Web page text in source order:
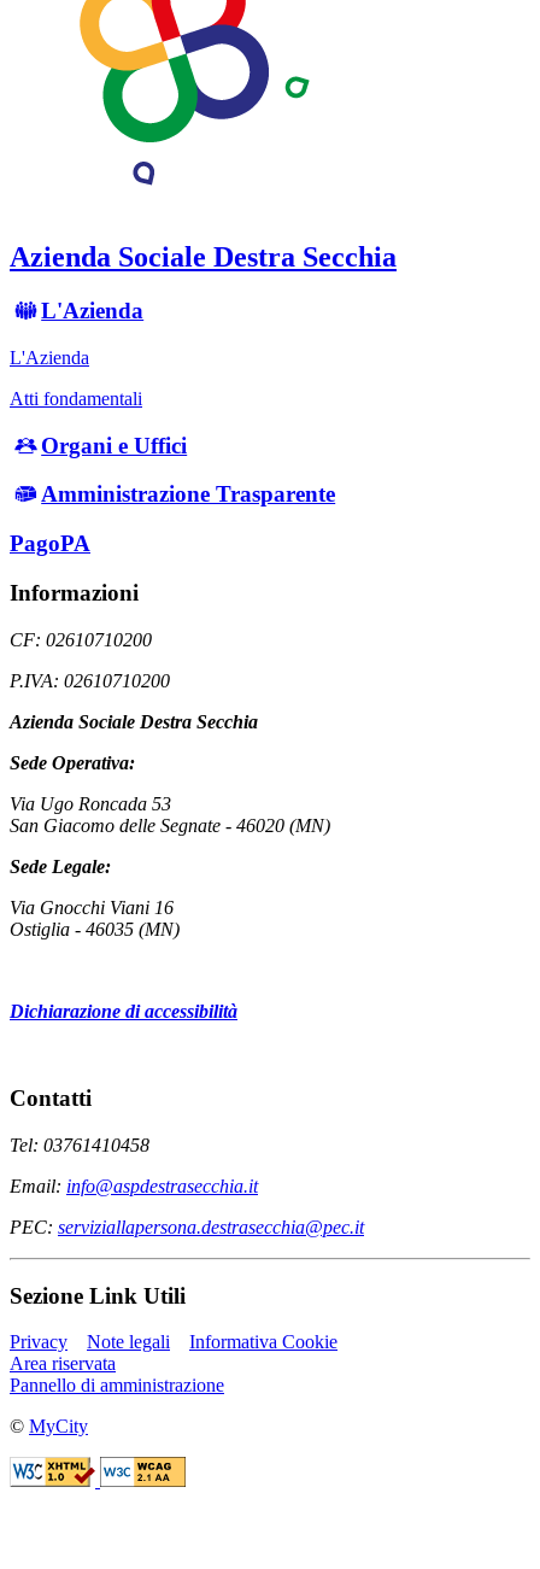
Azienda Sociale Destra Secchia
L'Azienda
L'Azienda
Atti fondamentali
Organi e Uffici
Amministrazione Trasparente
PagoPA
Informazioni
CF: 02610710200
P.IVA: 02610710200
Azienda Sociale Destra Secchia
Sede Operativa:
Via Ugo Roncada 53
San Giacomo delle Segnate - 46020 (MN)
Sede Legale:
Via Gnocchi Viani 16
Ostiglia - 46035 (MN)
Dichiarazione di accessibilità
Contatti
Tel: 03761410458
Email: info@aspdestrasecchia.it
PEC: serviziallapersona.destrasecchia@pec.it
Sezione Link Utili
Privacy Note legali
Informativa Cookie
Area riservata
Pannello di amministrazione
© MyCity